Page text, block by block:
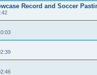
Record and Soccer